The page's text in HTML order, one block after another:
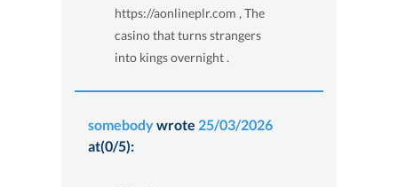
https://aonlineplr.com , The
casino that turns strangers
into kings overnight .
somebodywrote 25/03/2026
at(0/5):